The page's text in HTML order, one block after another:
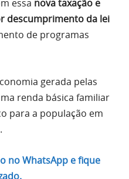
essa nova taxação e
descumprimento da lei
de programas
gerada pelas
renda básica familiar
para a população em
no WhatsApp e fique